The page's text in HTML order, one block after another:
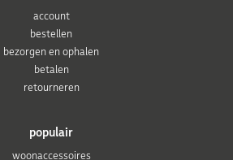
populair
woonaccessoires
account
bestellen
bezorgen en ophalen
betalen
retourneren